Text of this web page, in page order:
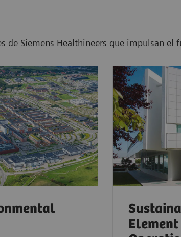
de Siemens Healthineers que impulsan el